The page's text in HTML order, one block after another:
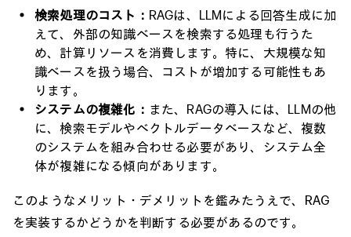
検索処理のコスト： RAGは、LLMによる回答生成に加
えて、外部の知識ベースを検索する処理も行うた
め、計算リソースを消費します。特に、大規模な知
識ベースを扱う場合、コストが増加する可能性もあ
ります。
システムの複雑化： また、RAGの導入には、LLMの他
に、検索モデルやベクトルデータベースなど、複数
のシステムを組み合わせる必要があり、システム全
体が複雑になる傾向があります。
このようなメリット・デメリットを鑑みたうえで、RAG
を実装するかどうかを判断する必要があるのです。